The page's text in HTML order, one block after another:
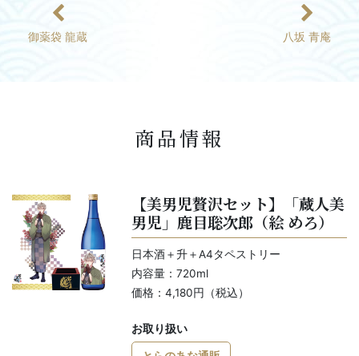
御薬袋 龍蔵 八坂 青庵
商品情報
【美男児贅沢セット】「蔵人美
男児」鹿目聡次郎（絵 めろ）
日本酒＋升＋A4タペストリー
内容量：720ml
価格：4,180円（税込）
お取り扱い